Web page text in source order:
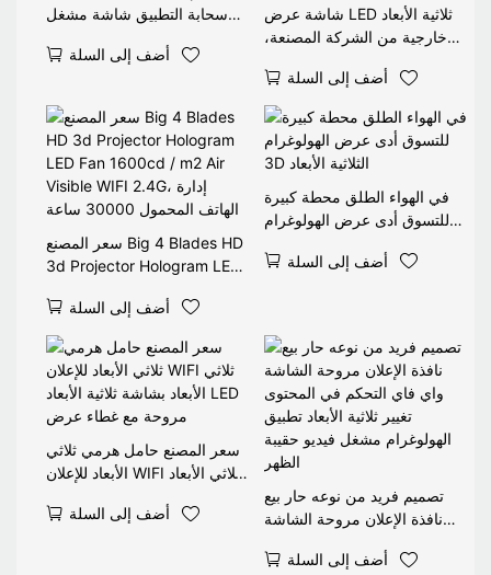
سحابة التطبيق شاشة مشغل
الأبعاد عرض Led الإعلان جهاز
الهولوغرام مروحة
أضف إلى السلة
شاشة عرض LED ثلاثية الأبعاد
خارجية من الشركة المصنعة،
مزودة بتطبيق واي فاي، لعرض
الإعلانات عبر الفيديو، وشاشة
عرض ثلاثية الأبعاد، مقاس 65
سم.
أضف إلى السلة
سعر المصنع Big 4 Blades HD
3d Projector Hologram LED
WIFI 2.4G، إدارة الهاتف
أضف إلى السلة
في الهواء الطلق محطة كبيرة
للتسوق أدى عرض الهولوغرام
أضف إلى السلة
سعر المصنع حامل هرمي ثلاثي
الأبعاد للإعلان WIFI ثلاثي الأبعاد
مع غطاء عرض
أضف إلى السلة
تصميم فريد من نوعه حار بيع
نافذة الإعلان مروحة الشاشة
تغيير ثلاثية الأبعاد تطبيق
أضف إلى السلة